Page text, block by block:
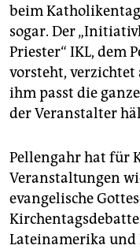
verlag
veranstaltungen
shop
fragen & hilfe
abo
genossenschaft
epaper login
beim
sogar. Der
Priester“ IKL, dem
vorsteht, verzichtet
ihm passt die
der Veranstalter
Pellengahr hat für
Veranstaltungen
evangelische
Lateinamerika und